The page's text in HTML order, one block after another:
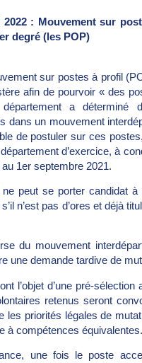
2022 : Mouvement sur
degré (les POP)
sur postes à profil
afin de pourvoir « des
a déterminé
dans un mouvement
de postuler sur ces
d’exercice, à
1er septembre 2021.
peut se porter candidat
n’est pas d’ores et déjà
du mouvement
une demande tardive de
l’objet d’une pré-sélection
retenus seront
les priorités légales de
à compétences équivalentes.
une fois le poste